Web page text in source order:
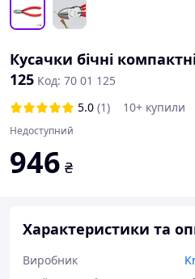
Кусачки бічні
125 Код: 70 01 125
5.0 (1) 10+ купили
Недоступний
946 ₴
Характеристики та
Виробник